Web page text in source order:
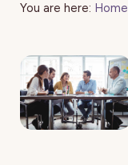
You are here: Home